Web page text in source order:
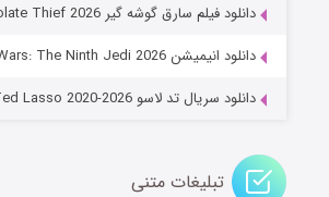
قسمت۱۴ (زیرنویس)
دانلود فیلم سارق گوشه گیر The Isolate Thief 2026
دانلود انیمیشن Star Wars: The Ninth Jedi 2026
دانلود سریال تد لاسو Ted Lasso 2020-2026
تبلیغات متنی